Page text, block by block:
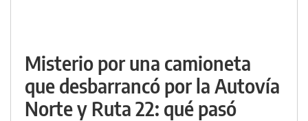
Misterio por una camioneta
que desbarrancó por la Autovía
Norte y Ruta 22: qué pasó